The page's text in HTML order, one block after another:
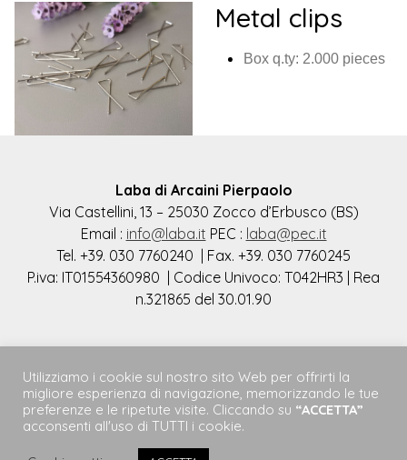
Metal clips
Box q.ty: 2.000 pieces
Laba di Arcaini Pierpaolo
Via Castellini, 13 – 25030 Zocco d’Erbusco (BS)
Email : info@laba.it PEC : laba@pec.it
Tel. +39. 030 7760240 | Fax. +39. 030 7760245
P.iva: IT01554360980 | Codice Univoco: T042HR3 | Rea
n.321865 del 30.01.90
Privacy Policy|Terms & Conditions
Copyright @ 2021 Laba – Tutti i diritti riservati
Utilizziamo i cookie sul nostro sito Web per offrirti la
migliore esperienza di navigazione, memorizzando le tue
preferenze e le ripetute visite. Cliccando su “ACCETTA”
acconsenti all'uso di TUTTI i cookie.